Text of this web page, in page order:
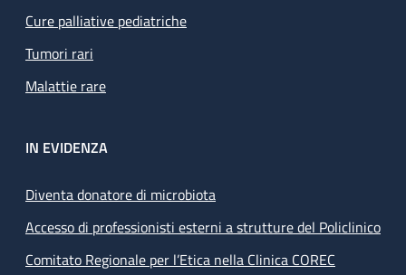
Cure palliative pediatriche
Tumori rari
Malattie rare
IN EVIDENZA
Diventa donatore di microbiota
Accesso di professionisti esterni a strutture del Policlinico
Comitato Regionale per l’Etica nella Clinica COREC